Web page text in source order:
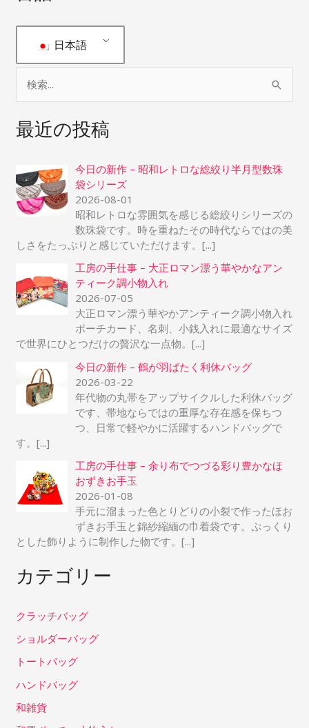
日本語
対
最近の投稿
今日の新作 – 昭和レトロな総絞り半月型数珠
袋シリーズ
2026-08-01
昭和レトロな雰囲気を感じる総絞りシリーズの
数珠袋です。時を重ねたその時代ならではの美
しさをたっぷりと感じていただけます。[...]
工房の手仕事 – 大正ロマン漂う華やかなアン
ティーク調小物入れ
2026-07-05
大正ロマン漂う華やかアンティーク調小物入れ
ポーチカード、名刺、小銭入れに最適なサイズ
で世界にひとつだけの贅沢な一点物。[...]
今日の新作 – 鶴が羽ばたく利休バッグ
2026-03-22
年代物の丸帯をアップサイクルした利休バッグ
です、帯地ならではの重厚な存在感を保ちつ
つ、日常で軽やかに活躍するハンドバッグで
す。[...]
工房の手仕事 – 余り布でつづる彩り豊かなほ
おずきお手玉
2026-01-08
手元に溜まった色とりどりの小裂で作ったほお
ずきお手玉と錦紗縮緬の巾着袋です。ぷっくり
とした飾りように制作した物です。[...]
カテゴリー
クラッチバッグ
ショルダーバッグ
トートバッグ
ハンドバッグ
和雑貨